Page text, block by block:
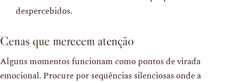
despercebidos.
Cenas que merecem atenção
Alguns momentos funcionam como pontos de virada
emocional. Procure por sequências silenciosas onde a